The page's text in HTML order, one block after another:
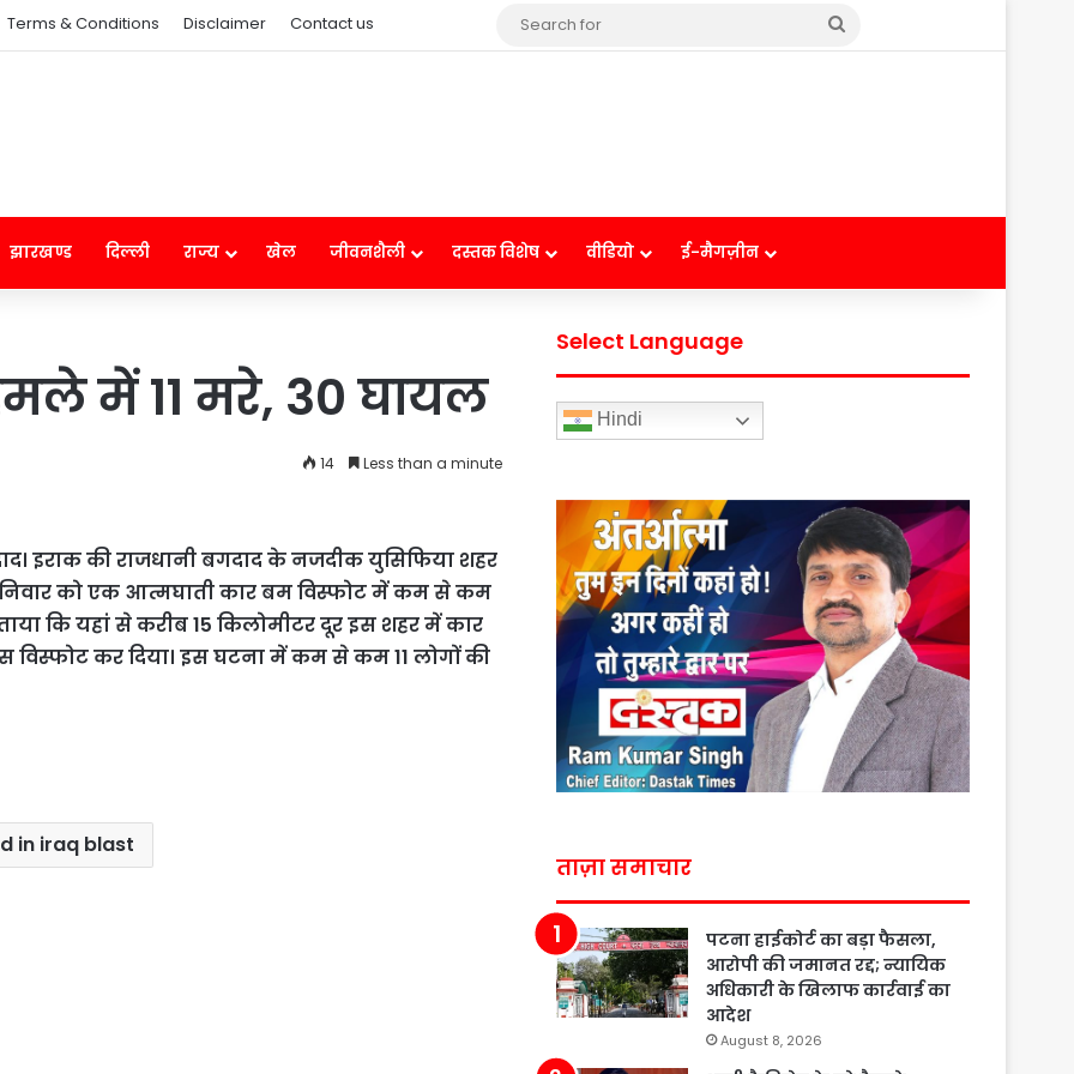
Terms & Conditions Disclaimer Contact us
Search
झारखण्ड दिल्ली राज्य खेल जीवनशैली दस्तक विशेष वीडियो ई-मैगज़ीन
में 11 मरे, 30 घायल
14 Less than a minute
इराक की राजधानी बगदाद के नजदीक युसिफिया शहर
को एक आत्मघाती कार बम विस्फोट में कम से कम
कि यहां से करीब 15 किलोमीटर दूर इस शहर में कार
कर दिया। इस घटना में कम से कम 11 लोगों की
in iraq blast
Select Language
Hindi
ताज़ा समाचार
पटना हाईकोर्ट का बड़ा फैसला,
आरोपी की जमानत रद्द; न्यायिक
अधिकारी के खिलाफ कार्रवाई का
आदेश
August 8, 2026